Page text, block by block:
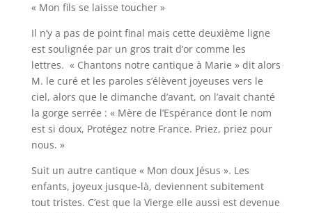
« Mon fils se laisse toucher »
Il n’y a pas de point final mais cette deuxième ligne
est soulignée par un gros trait d’or comme les
lettres. « Chantons notre cantique à Marie » dit alors
M. le curé et les paroles s’élèvent joyeuses vers le
ciel, alors que le dimanche d’avant, on l’avait chanté
la gorge serrée : « Mère de l’Espérance dont le nom
est si doux, Protégez notre France. Priez, priez pour
nous. »
Suit un autre cantique « Mon doux Jésus ». Les
enfants, joyeux jusque-là, deviennent subitement
tout tristes. C’est que la Vierge elle aussi est devenue